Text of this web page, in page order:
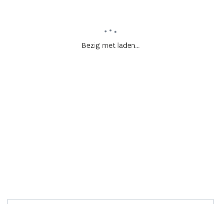
Bezig met laden...